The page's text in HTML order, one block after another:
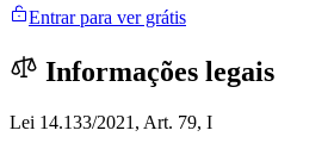
Entrar para ver grátis
Informações legais
Lei 14.133/2021, Art. 79, I